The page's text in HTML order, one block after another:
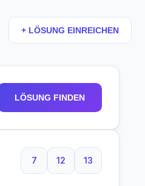
+ LÖSUNG EINREICHEN
LÖSUNG FINDEN
7
7 Buchstaben
12
12 Buchstaben
13
13 Buchstaben